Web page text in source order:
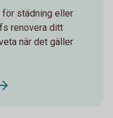
städning eller
renovera ditt
när det gäller